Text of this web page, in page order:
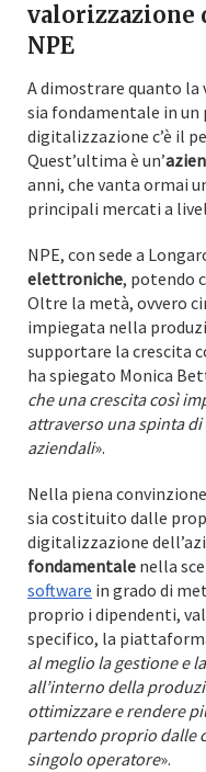
valorizzazione
NPE
A dimostrare quanto la
sia fondamentale in un
digitalizzazione c’è il
Quest’ultima è un’
anni, che vanta ormai
principali mercati a
NPE, con sede a
elettroniche, potendo
Oltre la metà, ovvero
impiegata nella
supportare la crescita
ha spiegato Monica
che una crescita così
attraverso una spinta
aziendali».
Nella piena
sia costituito dalle
digitalizzazione
fondamentale nella
software in grado di
proprio i dipendenti,
specifico, la
al meglio la gestione e
all’interno della
ottimizzare e rendere
partendo proprio dalle
singolo operatore».